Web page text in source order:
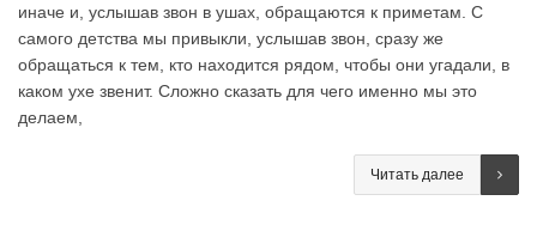
иначе и, услышав звон в ушах, обращаются к приметам. С
самого детства мы привыкли, услышав звон, сразу же
обращаться к тем, кто находится рядом, чтобы они угадали, в
каком ухе звенит. Сложно сказать для чего именно мы это
делаем,
Читать далее